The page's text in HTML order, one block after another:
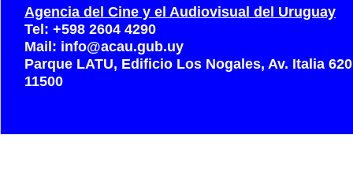
Agencia del Cine y el Audiovisual del Uruguay
Tel: +598 2604 4290
Mail: info@acau.gub.uy
Parque LATU, Edificio Los Nogales, Av. Italia
11500